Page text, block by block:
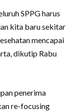
SPPG harus
kita baru sekitar
mencapai
dikutip Rabu
penerima
re-focusing